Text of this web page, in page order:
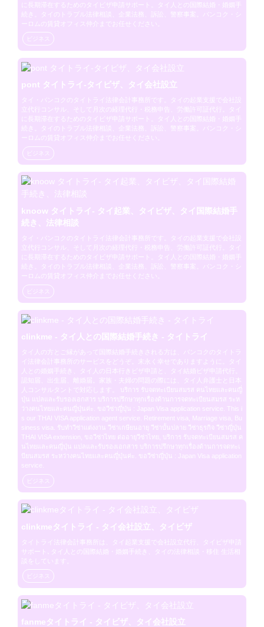
に長期滞在するためのタイビザ申請サポート。タイ人との国際結婚・婚姻手
続き。タイのトラブル法律相談、企業法務、訴訟、警察事案。バンコク・シ
ーロムの賃貸オフィス仲介までお任せください。
ビジネス
pont タイトライ-タイビザ、タイ会社設立
タイ・バンコクのタイトライ法律会計事務所です。タイの起業支援で会社設
立代行コンサル、そして月次の経理代行・税務申告、労働許可証代行。タイ
に長期滞在するためのタイビザ申請サポート。タイ人との国際結婚・婚姻手
続き。タイのトラブル法律相談、企業法務、訴訟、警察事案。バンコク・シ
ーロムの賃貸オフィス仲介までお任せください。
ビジネス
knoow タイトライ- タイ起業、タイビザ、タイ国際結婚手
続き、法律相談
タイ・バンコクのタイトライ法律会計事務所です。タイの起業支援で会社設
立代行コンサル、そして月次の経理代行・税務申告、労働許可証代行。タイ
に長期滞在するためのタイビザ申請サポート。タイ人との国際結婚・婚姻手
続き。タイのトラブル法律相談、企業法務、訴訟、警察事案。バンコク・シ
ーロムの賃貸オフィス仲介までお任せください。
ビジネス
clinkme - タイ人との国際結婚手続き - タイトライ
タイ人の方とご縁があって国際結婚手続きされる方は、バンコクのタイトラ
イ法律会計事務所のサービスをどうぞ。末永く幸せでありますように。タイ
人との婚姻手続き、タイ人の日本行きビザ申請と、タイ結婚ビザ申請代行。
認知届、出生届、離婚届。家族・夫婦の問題の際には、タイ人弁護士と日本
人コンサルタントで対応します。 บริการ รับจดทะเบียนสมรส คนไทยและคนญี่
ปุ่น แปลและรับรองเอกสาร บริการปรึกษาทุกเรื่องด้านการจดทะเบียนสมรส ระห
ว่างคนไทยและคนญี่ปุ่นค่ะ. ขอวีซ่าญี่ปุ่น : Japan Visa application service. This i
s our THAI VISA application agent service. Retirement visa, Marriage visa, Bu
siness visa. รับทำวีซ่าแต่งงาน วีซ่าเกษียนอายุ วีซ่าบั้นปลาย วีซ่าธุรกิจ วีซ่าญี่ปุ่น
THAI VISA extension, ขอวีซ่าไทย ต่ออายุวีซ่าไทย, บริการ รับจดทะเบียนสมรส ค
นไทยและคนญี่ปุ่น แปลและรับรองเอกสาร บริการปรึกษาทุกเรื่องด้านการจดทะเ
บียนสมรส ระหว่างคนไทยและคนญี่ปุ่นค่ะ. ขอวีซ่าญี่ปุ่น : Japan Visa application
service.
ビジネス
clinkmeタイトライ - タイ会社設立、タイビザ
タイトライ法律会計事務所は、タイ起業支援で会社設立代行、タイビザ申請
サポート､タイ人との国際結婚・婚姻手続き、タイの法律相談・移住 生活相
談をしています。
ビジネス
fanmeタイトライ - タイビザ、タイ会社設立